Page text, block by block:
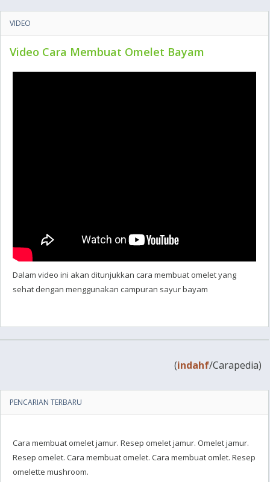
VIDEO
Video Cara Membuat Omelet Bayam
Dalam video ini akan ditunjukkan cara membuat omelet yang
sehat dengan menggunakan campuran sayur bayam
(indahf/Carapedia)
PENCARIAN TERBARU
Cara membuat omelet jamur. Resep omelet jamur. Omelet jamur.
Resep omelet. Cara membuat omelet. Cara membuat omlet. Resep
omelette mushroom.